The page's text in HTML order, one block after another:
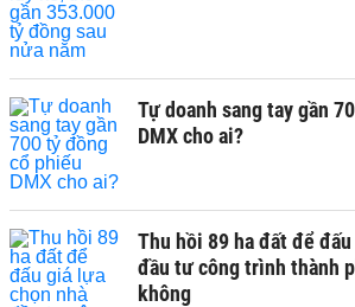
Tự doanh sang tay gần
DMX cho ai?
Thu hồi 89 ha đất để
đầu tư công trình thành
không